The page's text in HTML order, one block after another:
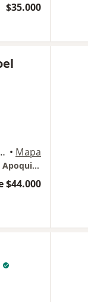
$35.000
4100 Of. 905, Las Condes • Mapa
Av. Apoquindo 4100. of 905. Centro Medico Apoquindo
$44.000